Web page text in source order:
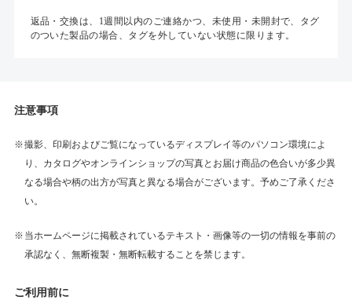
返品・交換は、1週間以内のご連絡かつ、未使用・未開封で、タグ
のついた製品の場合、タグを外していない状態に限ります。
注意事項
撮影、印刷およびご覧になっているディスプレイ等のパソコン環境によ
り、カタログやオンラインショップの写真とお届け商品の色合いが多少異
なる場合や柄の出方が写真と異なる場合がございます。予めご了承くださ
い。
当ホームページに掲載されているテキスト・画像等の一切の情報を事前の
承認なく、無断複製・無断転載することを禁じます。
ご利用前に